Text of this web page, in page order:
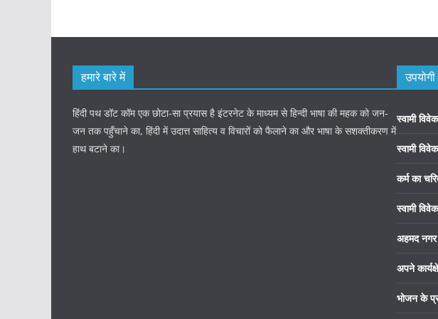
हमारे बारे में
हिंदी पथ डॉट कॉम एक छोटा-सा प्रयास है इंटरनेट के माध्यम से हिन्दी भाषा की महक को जन-
जन तक पहुँचाने का, हिंदी में उदात्त साहित्य व विचारों को फैलाने का और भाषा के सशक्तीकरण में
हाथ बटाने का।
स्वामी
स्वामी
कर्म का
स्वामी
अहमद नगर
अपने
भोजन के